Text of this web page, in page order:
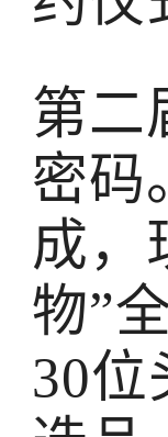
第二
密码
成，
物”
30